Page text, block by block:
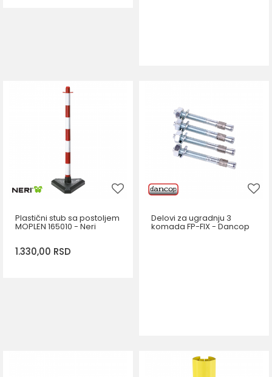
Plastični stub sa postoljem
MOPLEN 165010 - Neri
1.330,00 RSD
Delovi za ugradnju 3
komada FP-FIX - Dancop